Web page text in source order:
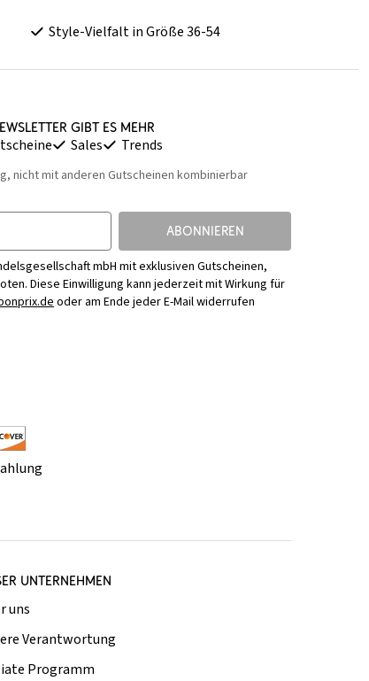
Style-Vielfalt in Größe 36-54
gibt es mehr
Sales Trends
nicht mit anderen Gutscheinen kombinierbar
ABONNIEREN
mbH mit exklusiven Gutscheinen,
Diese Einwilligung kann jederzeit mit Wirkung für
oder am Ende jeder E-Mail widerrufen
UNTERNEHMEN
uns
Verantwortung
Programm